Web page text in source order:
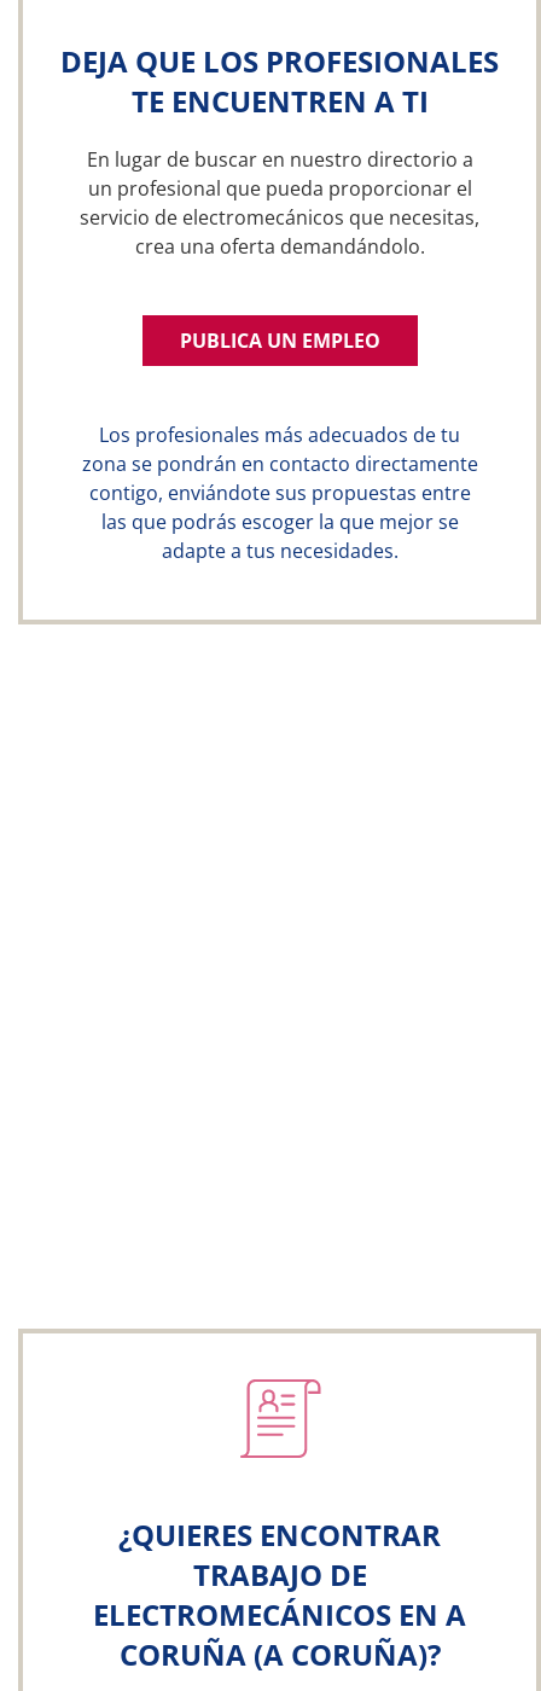
DEJA QUE LOS PROFESIONALES
TE ENCUENTREN A TI
En lugar de buscar en nuestro directorio a
un profesional que pueda proporcionar el
servicio de electromecánicos que necesitas,
crea una oferta demandándolo.
PUBLICA UN EMPLEO
Los profesionales más adecuados de tu
zona se pondrán en contacto directamente
contigo, enviándote sus propuestas entre
las que podrás escoger la que mejor se
adapte a tus necesidades.
¿QUIERES ENCONTRAR
TRABAJO DE
ELECTROMECÁNICOS EN A
CORUÑA (A CORUÑA)?